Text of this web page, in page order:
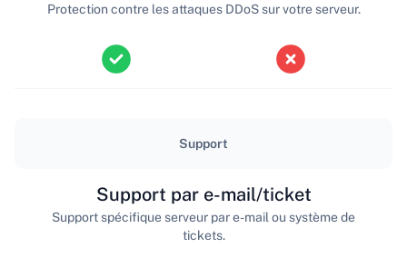
Protection contre les attaques DDoS sur votre serveur.
Support
Support par e-mail/ticket
Support spécifique serveur par e-mail ou système de
tickets.